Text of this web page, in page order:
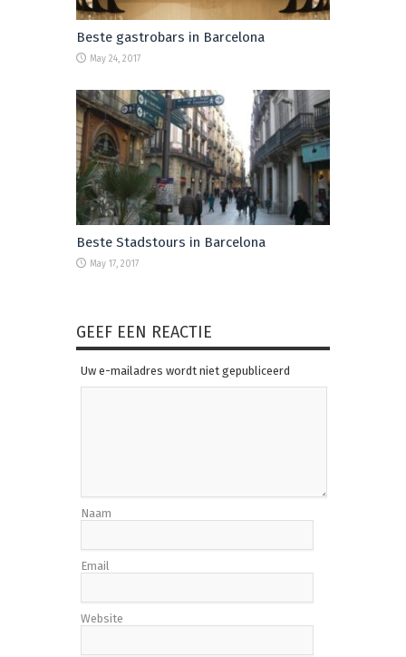
Beste gastrobars in Barcelona
May 24, 2017
Beste Stadstours in Barcelona
May 17, 2017
GEEF EEN REACTIE
Uw e-mailadres wordt niet gepubliceerd
Naam
Email
Website